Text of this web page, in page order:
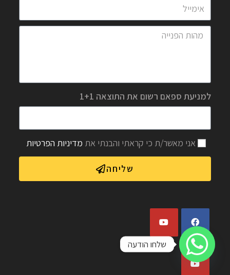
למניעת ספאם רשום את התוצאה 1+1
אני מאשר/ת כי קראתי והבנתי את מדיניות הפרטיות
שליחה
שלחו הודעה